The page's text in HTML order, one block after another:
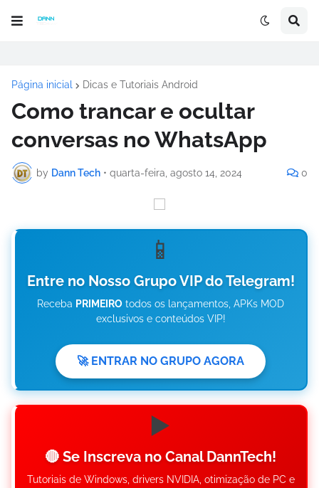
Página inicial Dicas e Tutoriais Android
Como trancar e ocultar
conversas no WhatsApp
by Dann Tech • quarta-feira, agosto 14, 2024 0
📱
Entre no Nosso Grupo VIP do Telegram!
Receba PRIMEIRO todos os lançamentos, APKs MOD
exclusivos e conteúdos VIP!
🚀 ENTRAR NO GRUPO AGORA
▶️
🔴 Se Inscreva no Canal DannTech!
Tutoriais de Windows, drivers NVIDIA, otimização de PC e